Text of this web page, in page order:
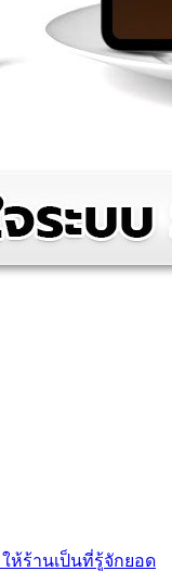
ห้ร้านเป็นที่รู้จักยอด